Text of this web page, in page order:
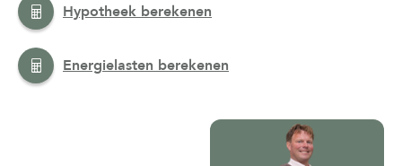
Hypotheek berekenen
Energielasten berekenen